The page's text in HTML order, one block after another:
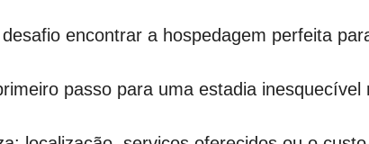
encontrar a hospedagem perfeita
passo para uma estadia inesquecível